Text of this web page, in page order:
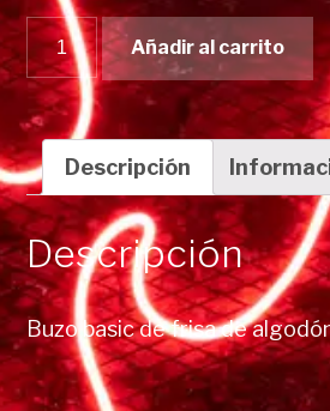
Buzo
oversize
basic
logo
cantidad
Añadir al carrito
Descripción
Descripción
Buzo basic de frisa de